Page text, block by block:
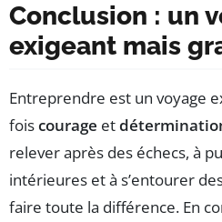
Conclusion : un
exigeant mais
Entreprendre est un voyage
foiscourage et
relever après des échecs, à
intérieures et à s’entourer
faire toute la différence. En